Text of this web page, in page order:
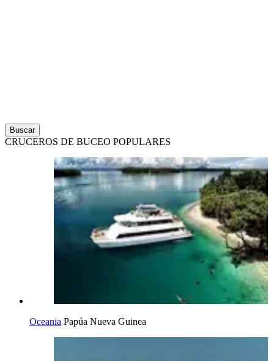
Buscar
CRUCEROS DE BUCEO POPULARES
Oceania Papúa Nueva Guinea